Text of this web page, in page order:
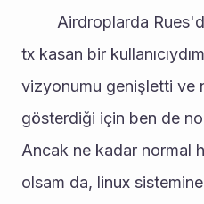
tx kasan bir
vizyonumu genişletti ve
gösterdiği için ben de
Ancak ne kadar normal
olsam da, linux